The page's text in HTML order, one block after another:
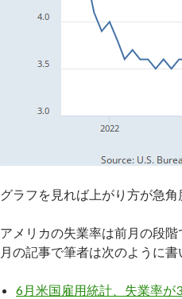
グラフを見れば上がり方が急角
アメリカの失業率は前月の段
月の記事で筆者は次のように書
6月米国雇用統計、失業率が